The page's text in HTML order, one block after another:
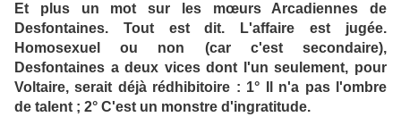
Et plus un mot sur les mœurs Arcadiennes de
Desfontaines. Tout est dit. L'affaire est jugée.
Homosexuel ou non (car c'est secondaire),
Desfontaines a deux vices dont l'un seulement, pour
Voltaire, serait déjà rédhibitoire : 1° Il n'a pas l'ombre
de talent ; 2° C'est un monstre d'ingratitude.